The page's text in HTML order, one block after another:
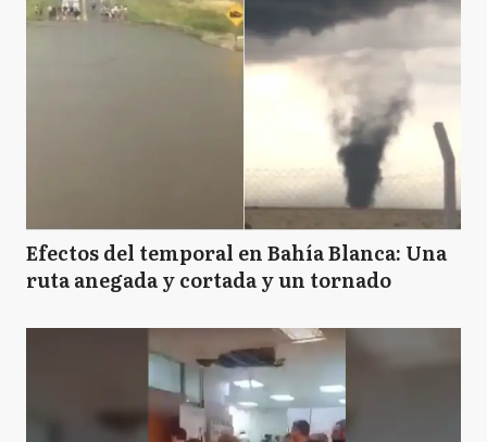
A Avellaneda
A Azul
BB Bahía Blanca
B Balcarce
Efectos del temporal en Bahía Blanca: Una
ruta anegada y cortada y un tornado